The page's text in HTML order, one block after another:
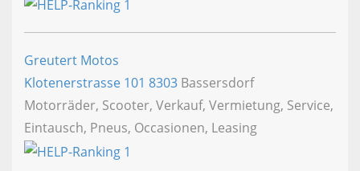
Greutert Motos
Klotenerstrasse 101 8303 Bassersdorf
Motorräder, Scooter, Verkauf, Vermietung, Service,
Eintausch, Pneus, Occasionen, Leasing